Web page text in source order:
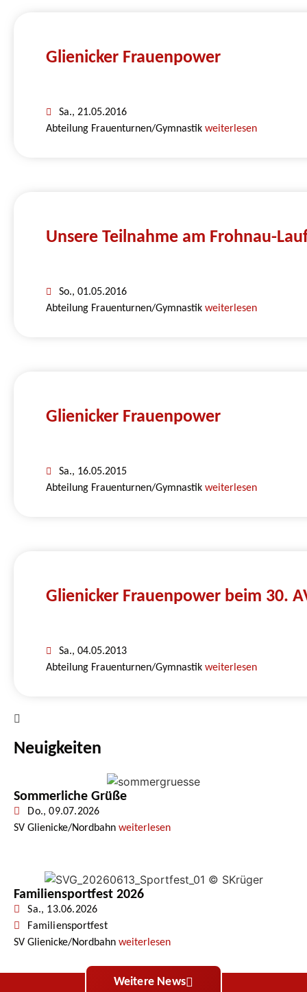
Glienicker Frauenpower
Sa., 21.05.2016
Abteilung Frauenturnen/Gymnastikweiterlesen
Unsere Teilnahme am Frohnau-
So., 01.05.2016
Abteilung Frauenturnen/Gymnastikweiterlesen
Glienicker Frauenpower
Sa., 16.05.2015
Abteilung Frauenturnen/Gymnastikweiterlesen
Glienicker Frauenpower beim 30.
Sa., 04.05.2013
Abteilung Frauenturnen/Gymnastikweiterlesen
Neuigkeiten
Sommerliche Grüße
Do., 09.07.2026
SV Glienicke/Nordbahn weiterlesen
Familiensportfest 2026
Sa., 13.06.2026
Familiensportfest
SV Glienicke/Nordbahn weiterlesen
Weitere News